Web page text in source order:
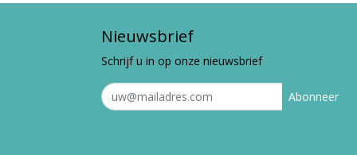
Nieuwsbrief
Schrijf u in op onze nieuwsbrief
Abonneer